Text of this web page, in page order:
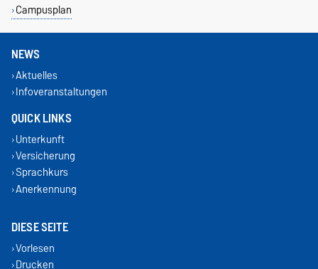
Campusplan
NEWS
Aktuelles
Infoveranstaltungen
QUICK LINKS
Unterkunft
Versicherung
Sprachkurs
Anerkennung
DIESE SEITE
Vorlesen
Drucken